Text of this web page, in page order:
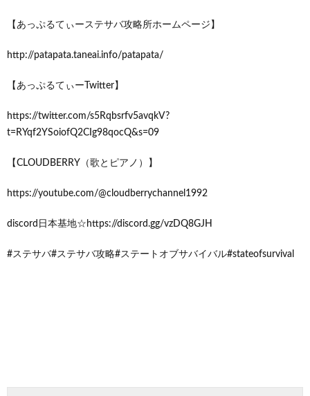
【あっぷるてぃーステサバ攻略所ホームページ】
http://patapata.taneai.info/patapata/
【あっぷるてぃーTwitter】
https://twitter.com/s5Rqbsrfv5avqkV?
t=RYqf2YSoiofQ2CIg98qocQ&s=09
【CLOUDBERRY（歌とピアノ）】
https://youtube.com/@cloudberrychannel1992
discord日本基地☆https://discord.gg/vzDQ8GJH
#ステサバ#ステサバ攻略#ステートオブサバイバル#stateofsurvival